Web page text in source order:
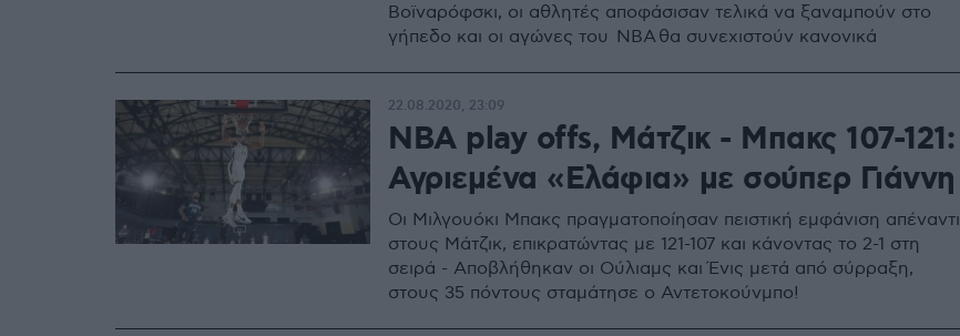
Βοϊναρόφσκι, οι αθλητές αποφάσισαν τελικά να ξαναμπούν στο
γήπεδο και οι αγώνες του NBA θα συνεχιστούν κανονικά
NBA play offs, Μάτζικ - Μπακς 107-121:
Αγριεμένα «Ελάφια» με σούπερ Γιάννη
Οι Μιλγουόκι Μπακς πραγματοποίησαν πειστική εμφάνιση απέναντι
στους Μάτζικ, επικρατώντας με 121-107 και κάνοντας το 2-1 στη
σειρά - Αποβλήθηκαν οι Ούλιαμς και Ένις μετά από σύρραξη,
στους 35 πόντους σταμάτησε ο Αντετοκούνμπο!
22.08.2020, 23:09